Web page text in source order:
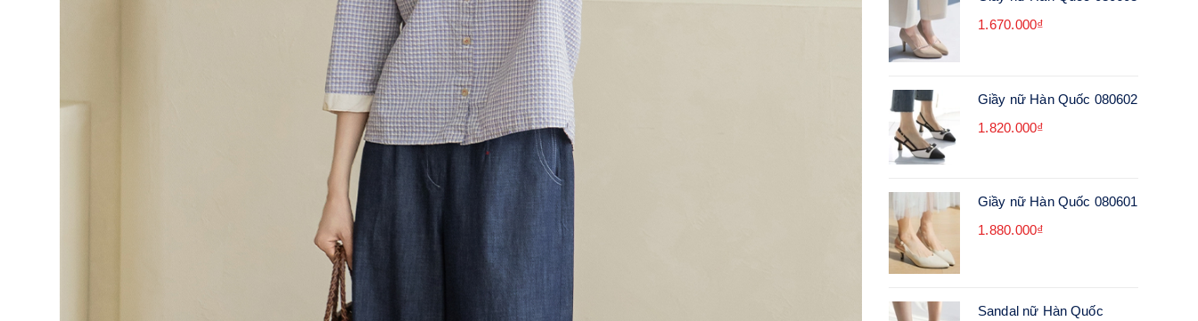
1.670.000₫
Giầy nữ Hàn Quốc 080602
1.820.000₫
Giầy nữ Hàn Quốc 080601
1.880.000₫
Sandal nữ Hàn Quốc